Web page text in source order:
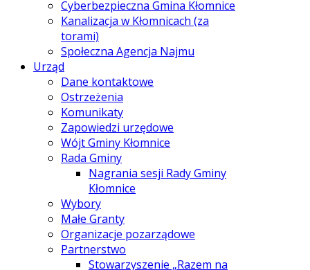
Cyberbezpieczna Gmina Kłomnice
Kanalizacja w Kłomnicach (za
torami)
Społeczna Agencja Najmu
Urząd
Dane kontaktowe
Ostrzeżenia
Komunikaty
Zapowiedzi urzędowe
Wójt Gminy Kłomnice
Rada Gminy
Nagrania sesji Rady Gminy
Kłomnice
Wybory
Małe Granty
Organizacje pozarządowe
Partnerstwo
Stowarzyszenie „Razem na